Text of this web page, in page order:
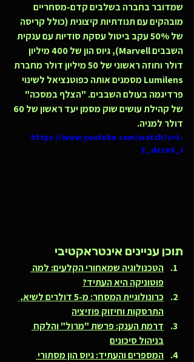
שמדובר בחברה בשלבים קדם-מסחריים
מובהקים עם תנודתיות קיצונית (כולל קריסה
של 50% עקב ביטול עסקת סודיות עם ענקית
השבבים Marvell), גיוס הון של 400 מיליון
דולר וחוזה ראשוני של 50 מיליון דולר מחברת
Lumilens מסמנים אותה כפוטנציאל לשינוי
פרדיגמה בעולם השבבים. "הצלף במסכה"
דולר למניה.
https://www.youtube.com/watch?v=L-
E_deze6_I
תוכן עניינים אינטראקטיבי
הטכנולוגיה שמאחורי הקלעים: למה
פוטוניקה היא העתיד?
כרונולוגיית המסחר: מ-5 דולרים לשיא,
התרסקות וחיזוק פוזיציה
דרמת הענק: פרשת "מרול" והלקח
בניהול סיכונים
המספרים והעתיד: גיוס הון מסתורי